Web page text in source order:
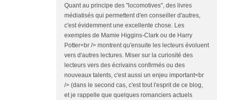
Quant au principe des "locomotives", des livres
médiatisés qui permettent d'en conseiller d'autres,
c'est évidemment une excellente chose. Les
exemples de Mamie Higgins-Clark ou de Harry
Potter<br /> montrent qu'ensuite les lecteurs évoluent
vers d'autres lectures. Miser sur la curiosité des
lecteurs vers des écrivains confirmés ou des
nouveaux talents, c'est aussi un enjeu important<br
/> (dans le second cas, c'est tout l'esprit de ce blog,
et je rappelle que quelques romanciers actuels